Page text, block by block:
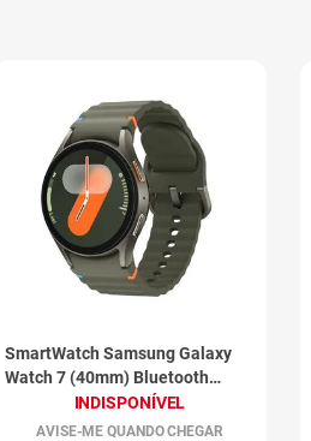
SmartWatch Samsung Galaxy
Watch 7 (40mm) Bluetooth
INDISPONÍVEL
AVISE-ME QUANDO CHEGAR